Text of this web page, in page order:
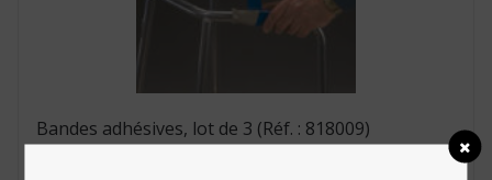
Bandes adhésives, lot de 3 (Réf. : 818009)